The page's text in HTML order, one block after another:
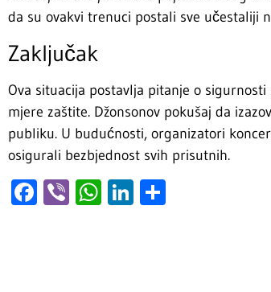
da su ovakvi trenuci postali sve učestaliji
Zaključak
Ova situacija postavlja pitanje o
mjere zaštite. Džonsonov pokušaj da
publiku. U budućnosti, organizatori
osigurali bezbjednost svih prisutnih.
Facebook
ViberWhatsApp
LinkedIn